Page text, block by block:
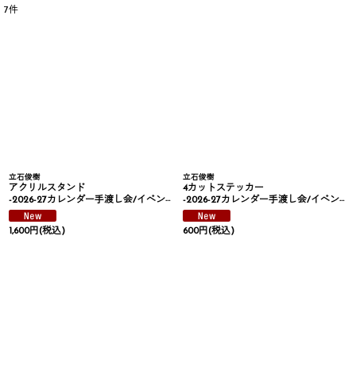
7件
立石俊樹
アクリルスタンド
-2026-27カレンダー手渡し会/イベント-
1,600円(税込)
立石俊樹
4カットステッカー
-2026-27カレンダー手渡し会/イベント-
600円(税込)